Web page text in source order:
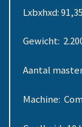
Lxbxhxd:
Gewicht:
Aantal
Machine: